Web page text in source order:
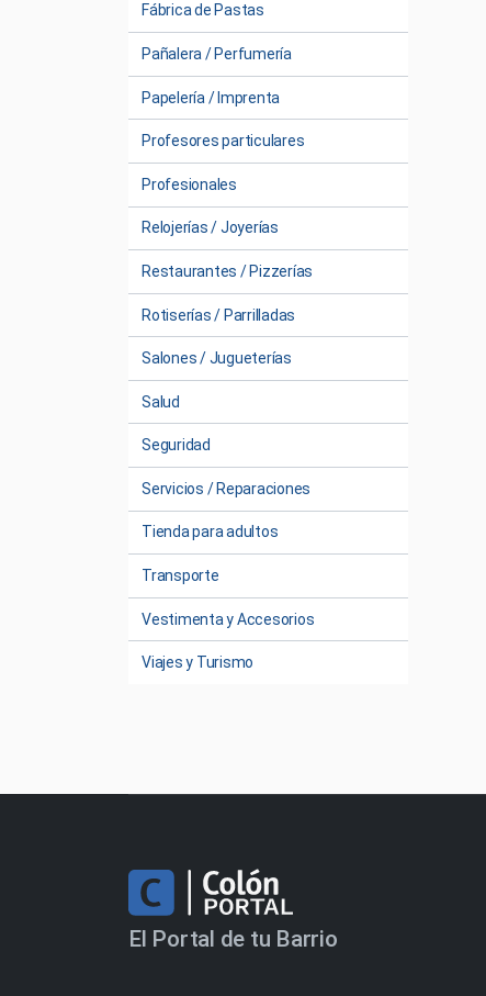
Fábrica de Pastas
Pañalera / Perfumería
Papelería / Imprenta
Profesores particulares
Profesionales
Relojerías / Joyerías
Restaurantes / Pizzerías
Rotiserías / Parrilladas
Salones / Jugueterías
Salud
Seguridad
Servicios / Reparaciones
Tienda para adultos
Transporte
Vestimenta y Accesorios
Viajes y Turismo
El Portal de tu Barrio